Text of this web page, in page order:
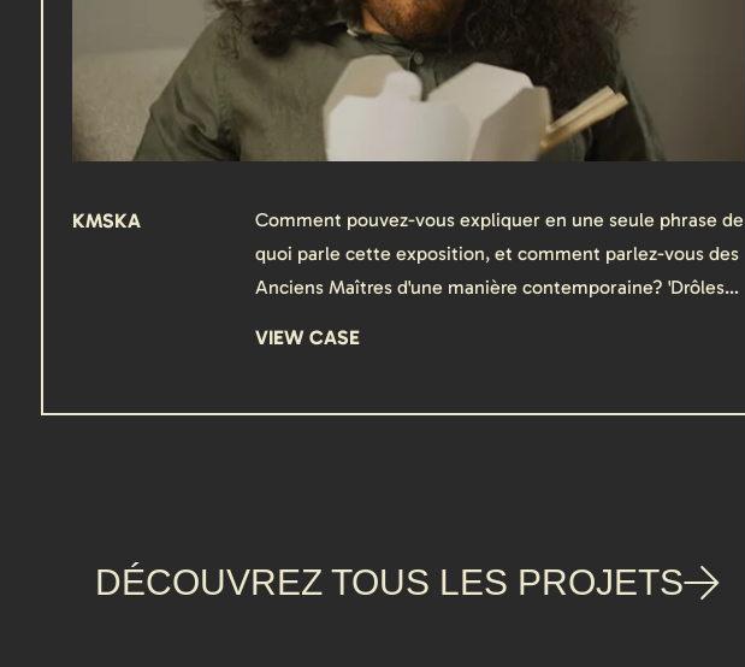
KMSKA
Comment pouvez-vous expliquer en une seule phrase de
quoi parle cette exposition, et comment parlez-vous des
Anciens Maîtres d'une manière contemporaine? 'Drôles…
VIEW CASE
DÉCOUVREZ TOUS LES PROJETS